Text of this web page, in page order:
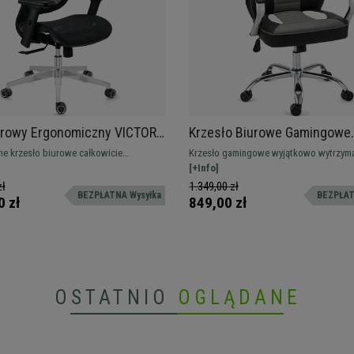
Ergonomiczny VICTORY,
Maksymalny
Użytkowanie 8h,
krzesło biurowe całkowicie
maksymalnej wygody i
półki? Strzał w dziesiątkę!
zł BEZPŁATNA Wysyłka
Krzesło Biurowe Gamingowe
MONTECARLO, Metalowa
Podłokietniki, Bardzo
Wytrzymałe, Czarne
Krzesło gamingowe wyjątkowo
wygodne, wysokiej jakości. Posiada
podłokietniki i podstawę, typowe dla
biurowych premium. Dostawa gratis!
[+Info]
1.349,00 zł
849,00 zł
OSTATNIO OGLĄDANE